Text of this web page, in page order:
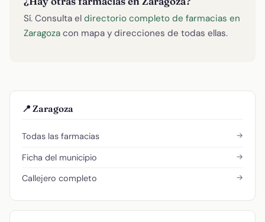
Sí. Consulta el directorio completo de farmacias en
Zaragoza con mapa y direcciones de todas ellas.
📍 Zaragoza
Todas las farmacias →
Ficha del municipio →
Callejero completo →